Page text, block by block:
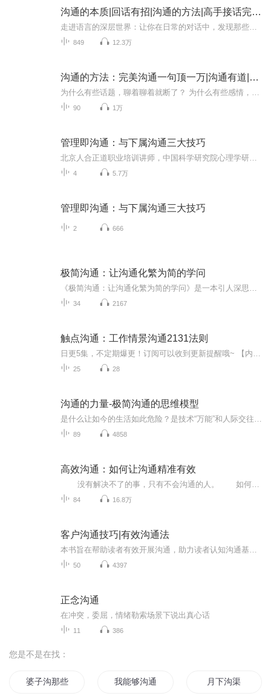
沟通的本质|回话有招|沟通的方法|高手接话完美沟通
849 12.3万
沟通的方法：完美沟通一句顶一万|沟通有道|好好接话
90 1万
管理即沟通：与下属沟通三大技巧
4 5.7万
管理即沟通：与下属沟通三大技巧
2 666
极简沟通：让沟通化繁为简的学问
34 2167
触点沟通：工作情景沟通2131法则
25 28
沟通的力量-极简沟通的思维模型
89 4858
高效沟通：如何让沟通精准有效
84 16.8万
客户沟通技巧|有效沟通法
50 4397
正念沟通
在冲突，委屈，情绪勒索场景下说出真心话
11 386
您是不是在找：
婆子沟那些事儿 我能够沟通世界本源 月下沟渠